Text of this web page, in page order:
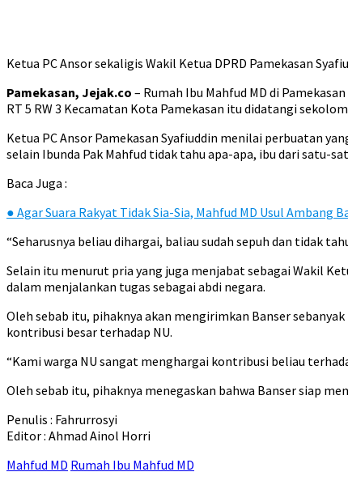
Ketua PC Ansor sekaligis Wakil Ketua DPRD Pamekasan
Pamekasan, Jejak.co – Rumah Ibu Mahfud MD di
RT 5 RW 3 Kecamatan Kota Pamekasan itu didatangi
Ketua PC Ansor Pamekasan Syafiuddin menilai perbuatan
selain Ibunda Pak Mahfud tidak tahu apa-apa, ibu dari satu-
Baca Juga :
● Agar Suara Rakyat Tidak Sia-Sia, Mahfud MD Usul Ambang
“Seharusnya beliau dihargai, baliau sudah sepuh dan tidak
Selain itu menurut pria yang juga menjabat sebagai Wakil
dalam menjalankan tugas sebagai abdi negara.
Oleh sebab itu, pihaknya akan mengirimkan Banser
kontribusi besar terhadap NU.
“Kami warga NU sangat menghargai kontribusi beliau
Oleh sebab itu, pihaknya menegaskan bahwa Banser siap
Penulis : Fahrurrosyi
Editor : Ahmad Ainol Horri
Mahfud MD Rumah Ibu Mahfud MD